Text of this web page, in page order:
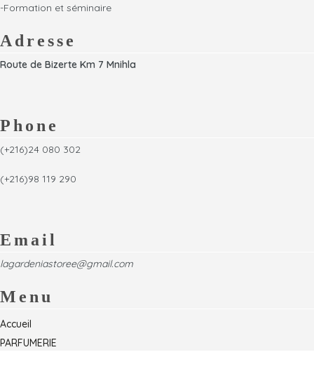
-Formation et séminaire
Adresse
Route de Bizerte Km 7 Mnihla
Phone
(+216)24 080 302
(+216)98 119 290
Email
lagardeniastoree@gmail.com
Menu
Accueil
PARFUMERIE